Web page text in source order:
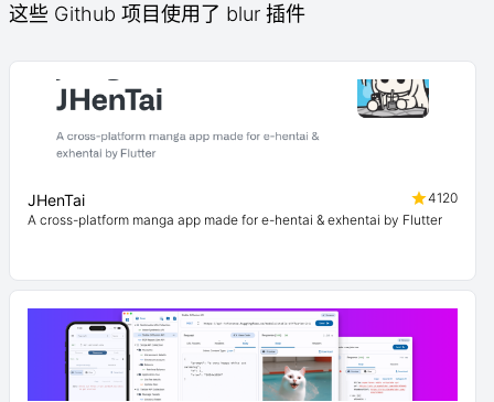
这些 Github 项目使用了 blur 插件
JHenTai
4120
A cross-platform manga app made for e-hentai & exhentai by Flutter